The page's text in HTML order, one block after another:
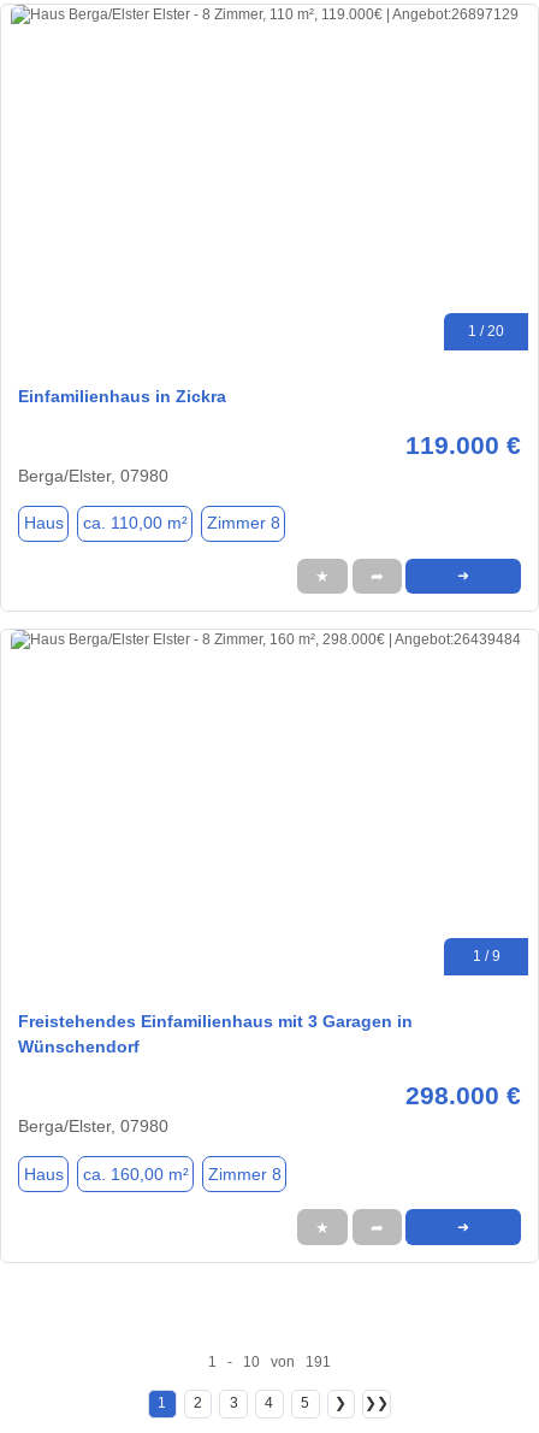
1 / 20
Einfamilienhaus in Zickra
119.000 €
Berga/Elster, 07980
Haus ca. 110,00 m² Zimmer 8
★ ➦ ➜
1 / 9
Freistehendes Einfamilienhaus mit 3 Garagen in
Wünschendorf
298.000 €
Berga/Elster, 07980
Haus ca. 160,00 m² Zimmer 8
★ ➦ ➜
1 - 10 von 191
1 2 3 4 5 ❯ ❯❯